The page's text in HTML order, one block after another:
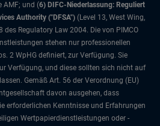
AMF; und (6) DIFC-Niederlassung: Reguliert
Authority ("DFSA") (Level 13, West Wing,
des Regulatory Law 2004. Die von PIMCO
stehen nur professionellen
2 WpHG definiert, zur Verfügung. Sie
Verfügung, und diese sollten sich nicht auf
Gemäß Art. 56 der Verordnung (EU)
davon ausgehen, dass
erforderlichen Kenntnisse und Erfahrungen
Wertpapierdienstleistungen oder -